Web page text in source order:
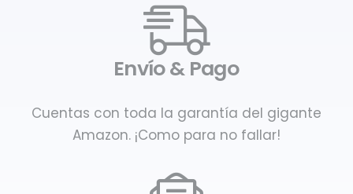
Envío & Pago
Cuentas con toda la garantía del gigante
Amazon. ¡Como para no fallar!